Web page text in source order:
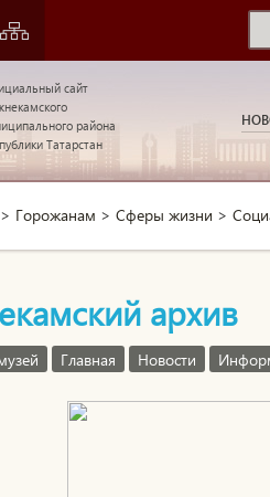
сайт
района
Татарстан
> Горожанам > Сферы жизни >
архив
Главная Новости